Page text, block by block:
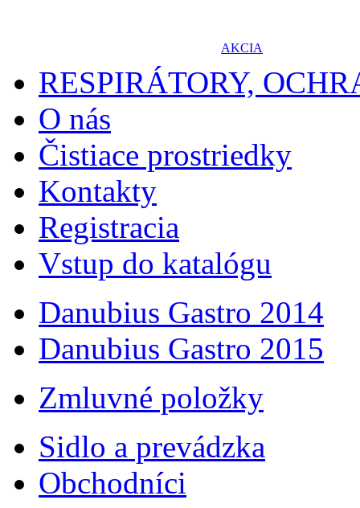
AKCIA
RESPIRÁTORY,
O nás
Čistiace prostriedky
Kontakty
Registracia
Vstup do katalógu
Danubius Gastro 2014
Danubius Gastro 2015
Zmluvné položky
Sidlo a prevádzka
Obchodníci